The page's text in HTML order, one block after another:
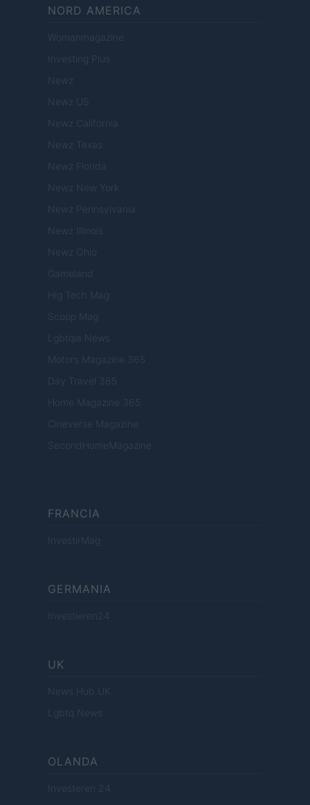
NORD AMERICA
Womanmagazine
Investing Plus
Newz
Newz US
Newz California
Newz Texas
Newz Florida
Newz New York
Newz Pennsylvania
Newz Illinois
Newz Ohio
Gameland
Hig Tech Mag
Scoop Mag
Lgbtqia News
Motors Magazine 365
Day Travel 365
Home Magazine 365
Cineverse Magazine
SecondHomeMagazine
FRANCIA
InvestirMag
GERMANIA
Investieren24
UK
News Hub UK
Lgbtq News
OLANDA
Investeren 24